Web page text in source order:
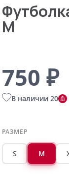
M
750 ₽
В наличии 20
РАЗМЕР
S M